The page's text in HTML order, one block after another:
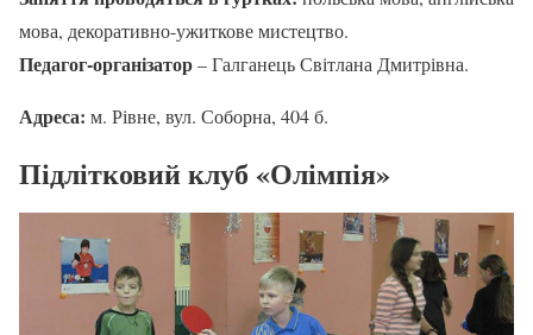
мова, декоративно-ужиткове мистецтво.
Педагог-організатор– Галганець Світлана Дмитрівна.
Адреса: м. Рівне, вул. Соборна, 404 б.
Підлітковий клуб «Олімпія»